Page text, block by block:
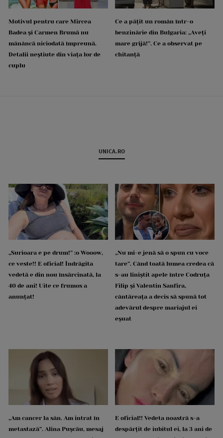
Motivul pentru care Mircea
Badea și Carmen Brumă nu
mănâncă niciodată împreună.
Detalii neștiute din viața lor de
cuplu
Ce a pățit un român într-o
benzinărie din Bulgaria: „Aveți
mare grijă!”. Ce a observat pe
chitanță
UNICA.RO
„Surioara e pe drum!” :o Wooow,
ce veste!! E oficial! Îndrăgita
vedetă e din nou însărcinată, la
40 de ani! Uite ce frumos a
anunțat!
„Nu mi-e jenă să o spun cu voce
tare”. Când toată lumea credea că
s-au liniștit apele între Codruța
Filip și Valentin Sanfira,
cântăreața a decis să spună tot
adevărul despre mariajul ei
eșuat
„Am cancer la sân. Am intrat în
metastază”. Alina Pușcău, mesaj
E oficial!! Vedeta noastră s-a
despărțit de iubitul ei, la 3 ani de